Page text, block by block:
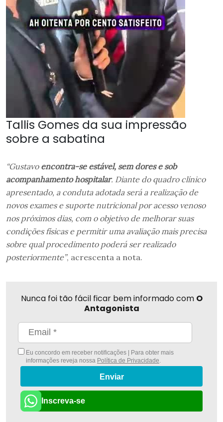
Tallis Gomes da sua impressão
sobre a sabatina
“Gustavo encontra-se estável, sem dores e sob
acompanhamento hospitalar. Diante do quadro clínico
apresentado, a conduta adotada será a realização de
novos exames e suporte nutricional por acesso venoso
nos próximos dias, com o objetivo de melhorar suas
condições físicas e permitir uma avaliação mais precisa
sobre qual procedimento poderá ser realizado
posteriormente”, acrescenta a nota.
Nunca foi tão fácil ficar bem informado com O
Antagonista
Eu concordo em receber notificações | Para obter mais
informações reveja nossa Política de Privacidade.
Enviar
Inscreva-se